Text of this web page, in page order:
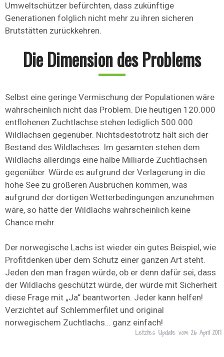
Umweltschützer befürchten, dass zukünftige
Generationen folglich nicht mehr zu ihren sicheren
Brutstätten zurückkehren.
Die Dimension des Problems
Selbst eine geringe Vermischung der Populationen wäre
wahrscheinlich nicht das Problem. Die heutigen 120.000
entflohenen Zuchtlachse stehen lediglich 500.000
Wildlachsen gegenüber. Nichtsdestotrotz hält sich der
Bestand des Wildlachses. Im gesamten stehen dem
Wildlachs allerdings eine halbe Milliarde Zuchtlachsen
gegenüber. Würde es aufgrund der Verlagerung in die
hohe See zu größeren Ausbrüchen kommen, was
aufgrund der dortigen Wetterbedingungen anzunehmen
wäre, so hätte der Wildlachs wahrscheinlich keine
Chance mehr.
Der norwegische Lachs ist wieder ein gutes Beispiel, wie
Profitdenken über dem Schutz einer ganzen Art steht.
Jeden den man fragen würde, ob er denn dafür sei, dass
der Wildlachs geschützt würde, der würde mit Sicherheit
diese Frage mit „Ja“ beantworten. Jeder kann helfen!
Verzichtet auf Schlemmerfilet und original
norwegischem Zuchtlachs… ganz einfach!
Letztes Update vom 26 April 2017